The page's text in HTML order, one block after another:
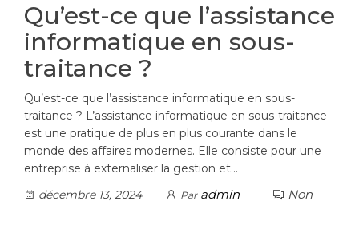
Qu’est-ce que l’assistance
informatique en sous-
traitance ?
Qu’est-ce que l’assistance informatique en sous-
traitance ? L’assistance informatique en sous-traitance
est une pratique de plus en plus courante dans le
monde des affaires modernes. Elle consiste pour une
entreprise à externaliser la gestion et…
décembre 13, 2024
Par admin Non